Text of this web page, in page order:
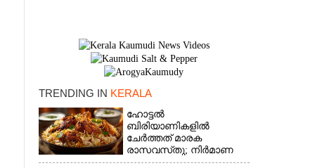
TRENDING IN KERALA
ഹോട്ടൽ
ബിരിയാണികളിൽ
ചേർത്തത് മാരക
രാസവസ്‌തു; നിർമാണ
യൂണിറ്റിൽ എലികാഷ്‌ടവും